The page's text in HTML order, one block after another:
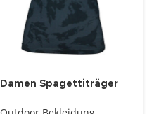
Damen Spagettiträger